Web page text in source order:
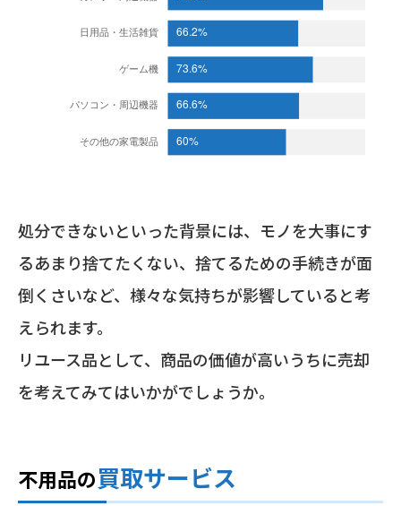
処分できないといった背景には、モノを大事にす
るあまり捨てたくない、捨てるための手続きが面
倒くさいなど、様々な気持ちが影響していると考
えられます。
リユース品として、商品の価値が高いうちに売却
を考えてみてはいかがでしょうか。
不用品の買取サービス